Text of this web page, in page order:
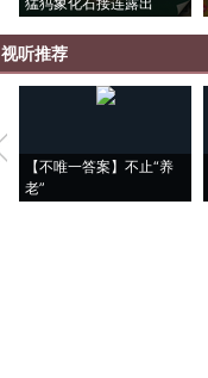
视听推荐
【不唯一答案】不止“养
老”